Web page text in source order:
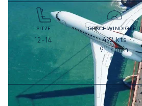
SITZE
12-14
GESCHWINDIGKEIT
492kts
911km/h